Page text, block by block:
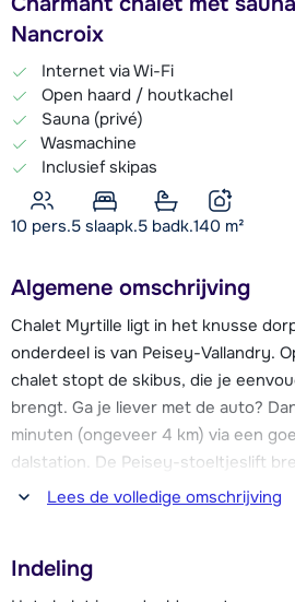
Nancroix
Internet via Wi-Fi
Open haard / houtkachel
Sauna (privé)
Wasmachine
Inclusief skipas
10 pers.5 slaapk.5 badk.140 m²
Algemene omschrijving
Chalet Myrtille ligt in het knusse
onderdeel is van Peisey-Vallandry.
chalet stopt de skibus, die je
brengt. Ga je liever met de auto?
minuten (ongeveer 4 km) via een
dalstation. De Peisey-stoeltjeslift
prachtige skigebied van Les Arcs in.
naar La Plagne. Samen vormen deze
Lees de volledige omschrijving
Indeling